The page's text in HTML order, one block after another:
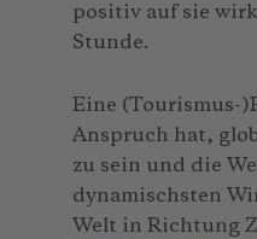
positiv auf sie
Stunde.
Eine (Tourismus-
Anspruch hat,
zu sein und die
dynamischsten
Welt in Richtung